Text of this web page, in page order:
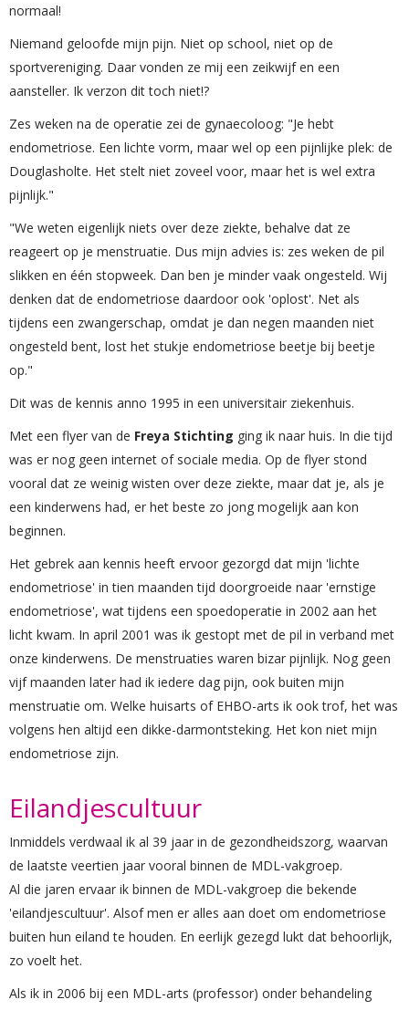
normaal!
Niemand geloofde mijn pijn. Niet op school, niet op de
sportvereniging. Daar vonden ze mij een zeikwijf en een
aansteller. Ik verzon dit toch niet!?
Zes weken na de operatie zei de gynaecoloog: "Je hebt
endometriose. Een lichte vorm, maar wel op een pijnlijke plek: de
Douglasholte. Het stelt niet zoveel voor, maar het is wel extra
pijnlijk."
"We weten eigenlijk niets over deze ziekte, behalve dat ze
reageert op je menstruatie. Dus mijn advies is: zes weken de pil
slikken en één stopweek. Dan ben je minder vaak ongesteld. Wij
denken dat de endometriose daardoor ook 'oplost'. Net als
tijdens een zwangerschap, omdat je dan negen maanden niet
ongesteld bent, lost het stukje endometriose beetje bij beetje
op."
Dit was de kennis anno 1995 in een universitair ziekenhuis.
Met een flyer van de Freya Stichting ging ik naar huis. In die tijd
was er nog geen internet of sociale media. Op de flyer stond
vooral dat ze weinig wisten over deze ziekte, maar dat je, als je
een kinderwens had, er het beste zo jong mogelijk aan kon
beginnen.
Het gebrek aan kennis heeft ervoor gezorgd dat mijn 'lichte
endometriose' in tien maanden tijd doorgroeide naar 'ernstige
endometriose', wat tijdens een spoedoperatie in 2002 aan het
licht kwam. In april 2001 was ik gestopt met de pil in verband met
onze kinderwens. De menstruaties waren bizar pijnlijk. Nog geen
vijf maanden later had ik iedere dag pijn, ook buiten mijn
menstruatie om. Welke huisarts of EHBO-arts ik ook trof, het was
volgens hen altijd een dikke-darmontsteking. Het kon niet mijn
endometriose zijn.
Eilandjescultuur
Inmiddels verdwaal ik al 39 jaar in de gezondheidszorg, waarvan
de laatste veertien jaar vooral binnen de MDL-vakgroep.
Al die jaren ervaar ik binnen de MDL-vakgroep die bekende
'eilandjescultuur'. Alsof men er alles aan doet om endometriose
buiten hun eiland te houden. En eerlijk gezegd lukt dat behoorlijk,
zo voelt het.
Als ik in 2006 bij een MDL-arts (professor) onder behandeling